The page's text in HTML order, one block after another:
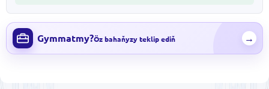
Gymmatmy?Öz bahaňyzy teklip ediň →